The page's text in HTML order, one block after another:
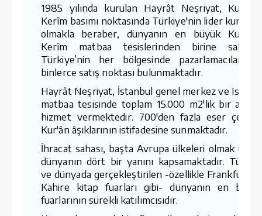
1985 yılında kurulan Hayrât Neşriyat, Kur'ân-
Kerîm basımı noktasında Türkiye'nin lider
olmakla beraber, dünyanın en büyük Kur'ân-
Kerîm matbaa tesislerinden birine
Türkiye’nin her bölgesinde pazarlamacıları
binlerce satış noktası bulunmaktadır.
Hayrât Neşriyat, İstanbul genel merkez ve
matbaa tesisinde toplam 15.000 m2'lik bir
hizmet vermektedir. 700'den fazla eser
Kur'ân âşıklarının istifadesine sunmaktadır.
İhracat sahası, başta Avrupa ülkeleri olmak
dünyanın dört bir yanını kapsamaktadır.
ve dünyada gerçekleştirilen -özellikle Frankfurt
Kahire kitap fuarları gibi- dünyanın en
fuarlarının sürekli katılımcısıdır.